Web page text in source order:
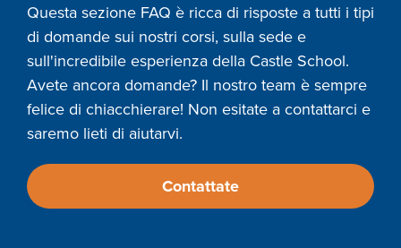
Questa sezione FAQ è ricca di risposte a tutti i tipi
di domande sui nostri corsi, sulla sede e
sull'incredibile esperienza della Castle School.
Avete ancora domande? Il nostro team è sempre
felice di chiacchierare! Non esitate a contattarci e
saremo lieti di aiutarvi.
Contattate